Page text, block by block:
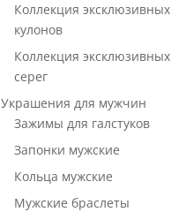
Коллекция эксклюзивных
кулонов
Коллекция эксклюзивных
серег
Украшения для мужчин
Зажимы для галстуков
Запонки мужские
Кольца мужские
Мужские браслеты